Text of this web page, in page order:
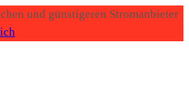
und günstigeren Stromanbieter